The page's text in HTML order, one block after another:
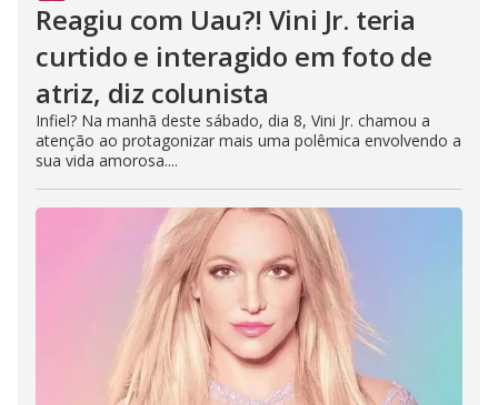
Reagiu com Uau?! Vini Jr. teria
curtido e interagido em foto de
atriz, diz colunista
Infiel? Na manhã deste sábado, dia 8, Vini Jr. chamou a
atenção ao protagonizar mais uma polêmica envolvendo a
sua vida amorosa....